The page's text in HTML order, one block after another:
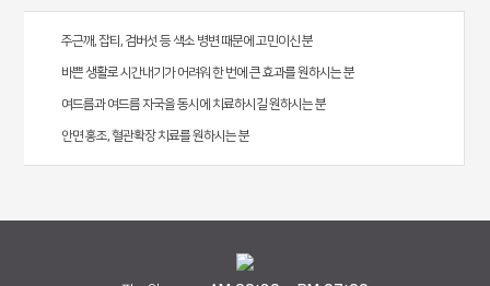
주근깨, 잡티, 검버섯 등 색소 병변 때문에 고민이신 분
바쁜 생활로 시간내기가 어려워 한 번에 큰 효과를 원하시는 분
여드름과 여드름 자국을 동시에 치료하시길 원하시는 분
안면 홍조, 혈관확장 치료를 원하시는 분